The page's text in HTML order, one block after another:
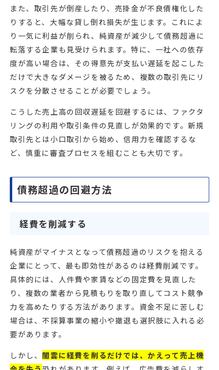
また、取引先が倒産したり、売掛金が不良債権化した
りすると、大幅な貸し倒れ損失が生じます。これによ
り一気に利益が削られ、純資産が減少して債務超過に
転落する企業も見受けられます。特に、一社への依存
度が高い場合は、その得意先が支払い遅延を起こした
だけで大きなダメージを被るため、複数の取引先にリ
スクを分散させることが必要でしょう。
こうした売上高の回収遅延を回避するには、ファクタ
リングの利用や取引条件の見直しが効果的です。新規
取引先とは小口取引から始め、信用力を確認するな
ど、慎重に審査プロセスを組むことも大切です。
債務超過の回避方法
経費を削減する
純資産がマイナスとなって債務超過のリスクを抱える
企業にとって、最も即効性があるのは経費削減です。
具体的には、人件費や家賃などの固定費を見直した
り、複数の業者から見積もりを取り直してコスト競争
力を高めたりする方法があります。資金不足に苦しむ
場合は、不採算事業の縮小や撤退も選択肢に入れる必
要があります。
しかし、 闇雲に経費を削るだけでは、かえって売上機